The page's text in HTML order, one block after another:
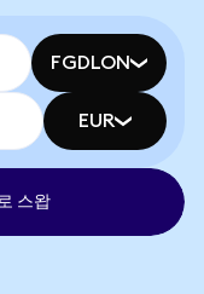
FGDLON
EUR
스왑